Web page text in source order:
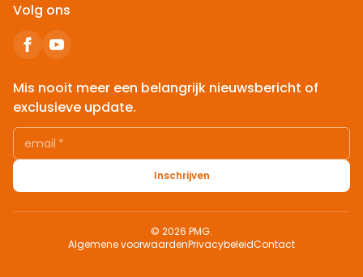
Volg ons
Mis nooit meer een belangrijk nieuwsbericht of
exclusieve update.
email *
Inschrijven
© 2026 PMG.
Algemene voorwaardenPrivacybeleidContact